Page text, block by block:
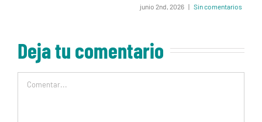
junio 2nd, 2026 | Sin comentarios
Deja tu comentario
Comentar